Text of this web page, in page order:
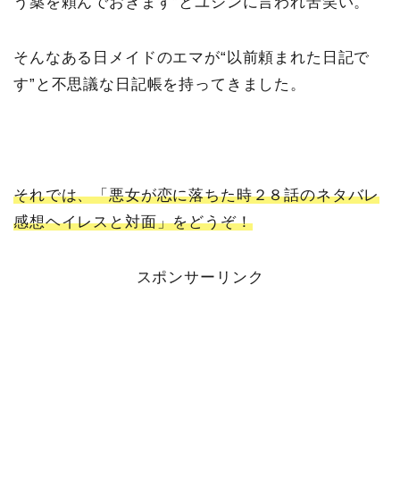
そんなある日メイドのエマが“以前頼まれた日記で
す”と不思議な日記帳を持ってきました。
それでは、「悪女が恋に落ちた時２８話のネタバレ
感想ヘイレスと対面」をどうぞ！
スポンサーリンク